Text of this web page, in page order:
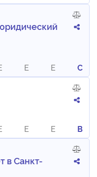
E E
C
E E
B
в Санкт-